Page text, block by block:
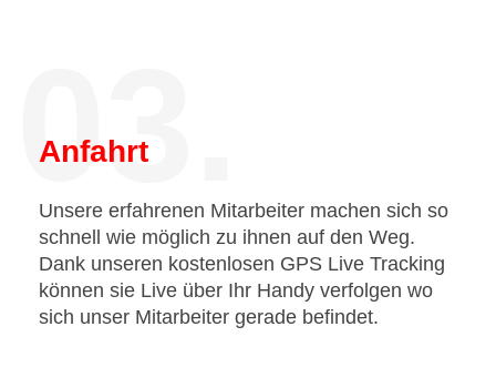
03.
Anfahrt
Unsere erfahrenen Mitarbeiter machen sich so
schnell wie möglich zu ihnen auf den Weg.
Dank unseren kostenlosen GPS Live Tracking
können sie Live über Ihr Handy verfolgen wo
sich unser Mitarbeiter gerade befindet.